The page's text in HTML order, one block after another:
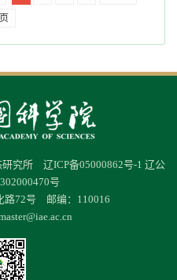
研究所 辽ICP备05000862号-1 辽公
号
路72号 邮编：110016